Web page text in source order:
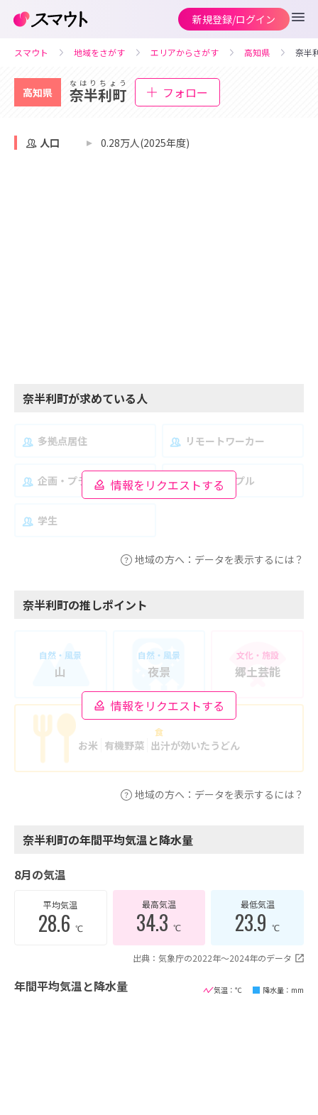
新規登録/ログイン
スマウト 地域をさがす エリアからさがす 高知県 奈半
高知県
なはりちょう
奈半利町 フォロー
人口 0.28万人(2025年度)
奈半利町が求めている人
情報をリクエストする
多拠点居住 リモートワーカー
企画・プランナー 夫婦・カップル
学生
地域の方へ：データを表示するには？
奈半利町の推しポイント
情報をリクエストする
自然・風景
山
自然・風景
夜景
文化・施設
郷土芸能
食
お米 有機野菜 出汁が効いたうどん
地域の方へ：データを表示するには？
奈半利町の年間平均気温と降水量
8月の気温
平均気温
28.6 ℃
最高気温
34.3℃
最低気温
23.9℃
出典：気象庁の2022年〜2024年のデータ
年間平均気温と降水量 気温：℃ 降水量：mm